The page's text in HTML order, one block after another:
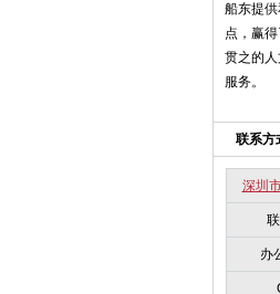
船东提
点，赢
贯之的
服务。
联系方
深圳
办